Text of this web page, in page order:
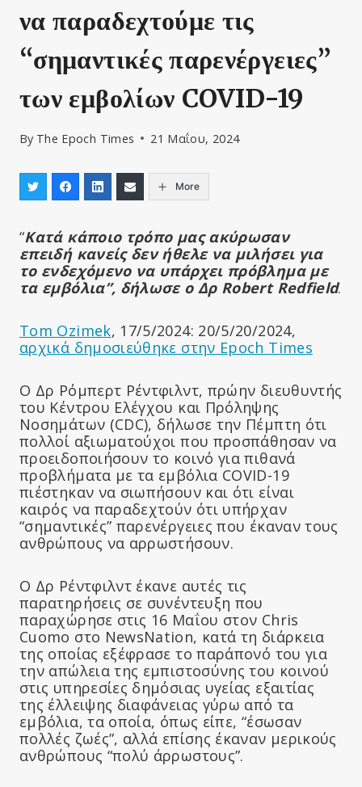
να παραδεχτούμε τις
“σημαντικές παρενέργειες”
των εμβολίων COVID-19
By The Epoch Times 21 Μαΐου, 2024
More
“Κατά κάποιο τρόπο μας ακύρωσαν
επειδή κανείς δεν ήθελε να μιλήσει για
το ενδεχόμενο να υπάρχει πρόβλημα με
τα εμβόλια”, δήλωσε ο Δρ Robert Redfield.
Tom Ozimek, 17/5/2024: 20/5/20/2024,
αρχικά δημοσιεύθηκε στην Epoch Times
Ο Δρ Ρόμπερτ Ρέντφιλντ, πρώην διευθυντής
του Κέντρου Ελέγχου και Πρόληψης
Νοσημάτων (CDC), δήλωσε την Πέμπτη ότι
πολλοί αξιωματούχοι που προσπάθησαν να
προειδοποιήσουν το κοινό για πιθανά
προβλήματα με τα εμβόλια COVID-19
πιέστηκαν να σιωπήσουν και ότι είναι
καιρός να παραδεχτούν ότι υπήρχαν
“σημαντικές” παρενέργειες που έκαναν τους
ανθρώπους να αρρωστήσουν.
Ο Δρ Ρέντφιλντ έκανε αυτές τις
παρατηρήσεις σε συνέντευξη που
παραχώρησε στις 16 Μαΐου στον Chris
Cuomo στο NewsNation, κατά τη διάρκεια
της οποίας εξέφρασε το παράπονό του για
την απώλεια της εμπιστοσύνης του κοινού
στις υπηρεσίες δημόσιας υγείας εξαιτίας
της έλλειψης διαφάνειας γύρω από τα
εμβόλια, τα οποία, όπως είπε, “έσωσαν
πολλές ζωές”, αλλά επίσης έκαναν μερικούς
ανθρώπους “πολύ άρρωστους”.